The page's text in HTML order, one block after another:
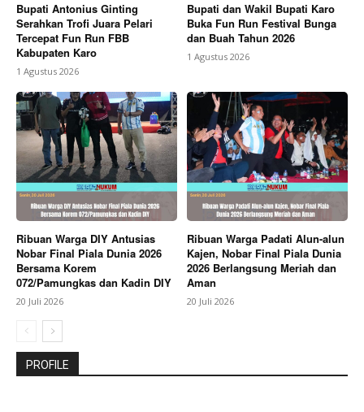
Bupati Antonius Ginting
Serahkan Trofi Juara Pelari
Tercepat Fun Run FBB
Kabupaten Karo
1 Agustus 2026
Bupati dan Wakil Bupati Karo
Buka Fun Run Festival Bunga
dan Buah Tahun 2026
1 Agustus 2026
Ribuan Warga DIY Antusias
Nobar Final Piala Dunia 2026
Bersama Korem
072/Pamungkas dan Kadin DIY
20 Juli 2026
Ribuan Warga Padati Alun-alun
Kajen, Nobar Final Piala Dunia
2026 Berlangsung Meriah dan
Aman
20 Juli 2026
PROFILE